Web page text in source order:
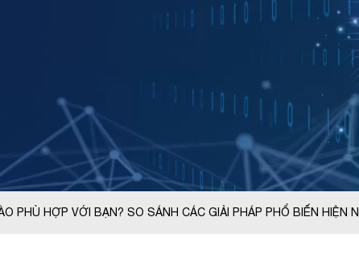
PHÙ HỢP VỚI BẠN? SO SÁNH CÁC GIẢI PHÁP PHỔ BIẾN HIỆN